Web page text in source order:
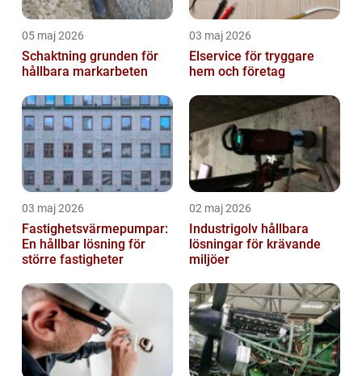
05 maj 2026
Schaktning grunden för
hållbara markarbeten
03 maj 2026
Elservice för tryggare
hem och företag
03 maj 2026
Fastighetsvärmepumpar:
En hållbar lösning för
större fastigheter
02 maj 2026
Industrigolv hållbara
lösningar för krävande
miljöer